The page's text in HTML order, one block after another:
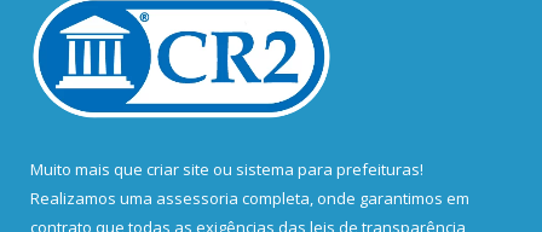
Muito mais que criar site ou sistema para prefeituras!
Realizamos uma assessoria completa, onde garantimos em
contrato que todas as exigências das leis de transparência